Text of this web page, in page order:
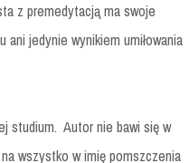
z premedytacją ma swoje
jedynie wynikiem umiłowania
studium. Autor nie bawi się w
wszystko w imię pomszczenia